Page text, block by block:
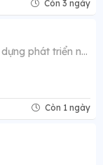
Còn 3 ngày
Công ty CP tư vấn và đầu tư xây dựng phát triển nông thôn
Còn 1 ngày